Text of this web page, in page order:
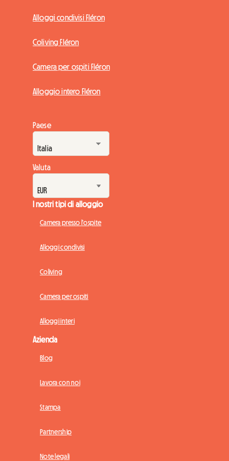
Alloggi condivisi Fléron
Coliving Fléron
Camera per ospiti Fléron
Alloggio intero Fléron
Paese
Valuta
I nostri tipi di alloggio
Camera presso l'ospite
Alloggi condivisi
Coliving
Camera per ospiti
Alloggi interi
Azienda
Blog
Lavora con noi
Stampa
Partnership
Note legali